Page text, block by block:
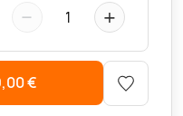
− 1 +
€